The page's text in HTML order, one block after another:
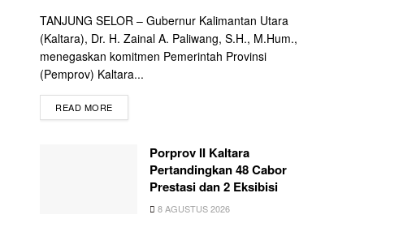
TANJUNG SELOR – Gubernur Kalimantan Utara
(Kaltara), Dr. H. Zainal A. Paliwang, S.H., M.Hum.,
menegaskan komitmen Pemerintah Provinsi
(Pemprov) Kaltara...
READ MORE
Porprov II Kaltara
Pertandingkan 48 Cabor
Prestasi dan 2 Eksibisi
8 AGUSTUS 2026